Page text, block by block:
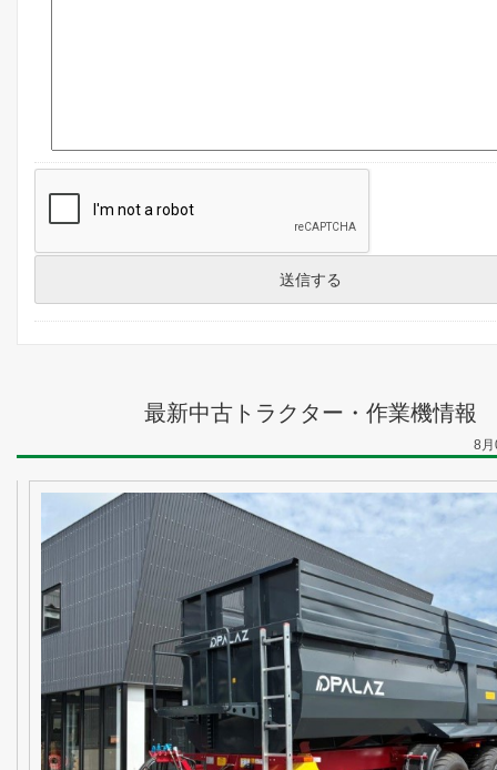
最新中古トラクター・作業機情報
8